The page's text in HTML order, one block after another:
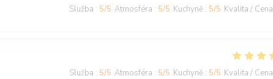
Služba : 5/5 Atmosféra : 5/5 Kuchyně : 5/5 Kvalita / Cena
Služba : 5/5 Atmosféra : 5/5 Kuchyně : 5/5 Kvalita / Cena